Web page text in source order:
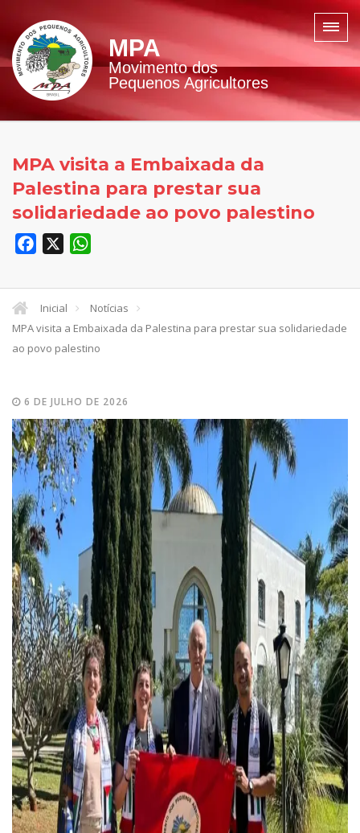
MPA
Movimento dos
Pequenos Agricultores
MPA visita a Embaixada da
Palestina para prestar sua
solidariedade ao povo palestino
Facebook
Inicial
Notícias
MPA visita a Embaixada da Palestina para prestar sua solidariedade
ao povo palestino
6 DE JULHO DE 2026